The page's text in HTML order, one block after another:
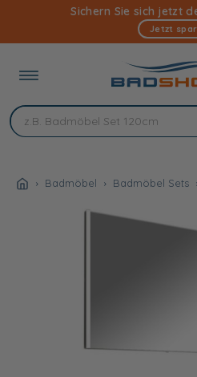
Inhalt
Sichern Sie sich jetzt
Jetzt
Badmöbel Badmöbel Sets